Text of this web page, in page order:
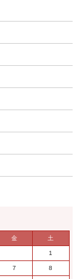
金 土
1
7 8